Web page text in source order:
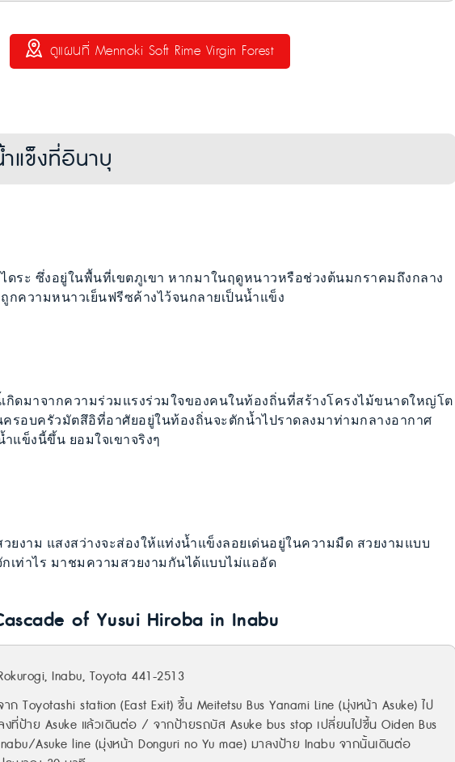
ดูแผนที่ Mennoki Soft Rime Virgin Forest
แข็งที่อินาบุ
ดระ ซึ่งอยู่ในพื้นที่เขตภูเขา หากมาในฤดูหนาวหรือช่วงต้นมกราคมถึงกลาง
ความหนาวเย็นฟรีซค้างไว้จนกลายเป็นน้ำแข็ง
กิดมาจากความร่วมแรงร่วมใจของคนในท้องถิ่นที่สร้างโครงไม้ขนาดใหญ่โต
รอบครัวมัตสึอิที่อาศัยอยู่ในท้องถิ่นจะตักน้ำไปราดลงมาท่ามกลางอากาศ
แข็งนี้ขึ้น ยอมใจเขาจริงๆ
งาม แสงสว่างจะส่องให้แท่งน้ำแข็งลอยเด่นอยู่ในความมืด สวยงามแบบ
เท่าไร มาชมความสวยงามกันได้แบบไม่แออัด
of Yusui Hiroba in Inabu
Inabu, Toyota 441-2513
าก Toyotashi station (East Exit) ขึ้น Meitetsu Bus Yanami Line (มุ่งหน้า Asuke) ไป
งที่ป้าย Asuke แล้วเดินต่อ / จากป้ายรถบัส Asuke bus stop เปลี่ยนไปขึ้น Oiden Bus
Asuke line (มุ่งหน้า Donguri no Yu mae) มาลงป้าย Inabu จากนั้นเดินต่อ